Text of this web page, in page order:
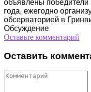
объявлены победители
года, ежегодно
обсерваторией в
Обсуждение
Оставьте комментарий
Оставить